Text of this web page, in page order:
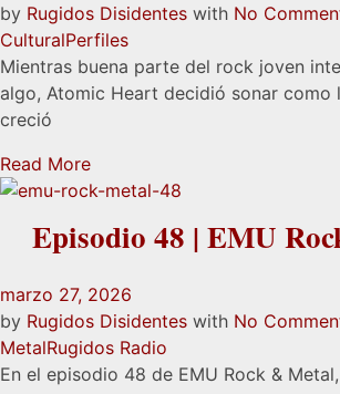
by Rugidos Disidentes with No
CulturalPerfiles
Mientras buena parte del rock joven
algo, Atomic Heart decidió sonar como
creció
Read More
Episodio 48 | EMU
marzo 27, 2026
by Rugidos Disidentes with No
MetalRugidos Radio
En el episodio 48 de EMU Rock &